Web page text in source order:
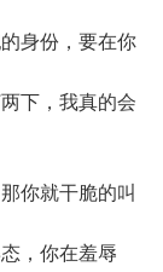
身份，要在你
下，我真的会
你就干脆的叫
，你在羞辱